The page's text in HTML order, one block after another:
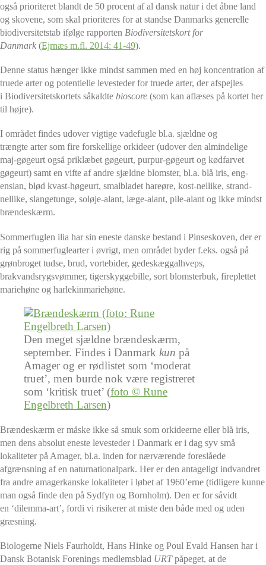
også prioriteret blandt de 50 procent af al dansk natur i det åbne land
og skovene, som skal prioriteres for at standse Danmarks generelle
biodiversitetstab ifølge rapporten Biodiversitetskort for
Danmark (Ejrnæs m.fl. 2014: 41-49).
Denne status hænger ikke mindst sammen med en høj koncentration af
truede arter og potentielle levesteder for truede arter, der afspejles
i Biodiversitetskortets såkaldte bioscore (som kan aflæses på kortet her
til højre).
I området findes udover vigtige vadefugle bl.a. sjældne og
trængte arter som fire forskellige orkideer (udover den almindelige
maj-gøgeurt også priklæbet gøgeurt, purpur-gøgeurt og kødfarvet
gøgeurt) samt en vifte af andre sjældne blomster, bl.a. blå iris, eng-
ensian, blød kvast-høgeurt, smalbladet hareøre, kost-nellike, strand-
nellike, slangetunge, soløje-alant, læge-alant, pile-alant og ikke mindst
brændeskærm.
Sommerfuglen ilia har sin eneste danske bestand i Pinseskoven, der er
rig på sommerfuglearter i øvrigt, men området byder f.eks. også på
grønbroget tudse, brud, vortebider, gedeskæggalhveps,
brakvandsrygsvømmer, tigerskyggebille, sort blomsterbuk, fireplettet
mariehøne og harlekinmariehøne.
Den meget sjældne brændeskærm,
september. Findes i Danmark kun på
Amager og er rødlistet som ‘moderat
truet’, men burde nok være registreret
som ‘kritisk truet’ (foto © Rune
Engelbreth Larsen)
Brændeskærm er måske ikke så smuk som orkideerne eller blå iris,
men dens absolut eneste levesteder i Danmark er i dag syv små
lokaliteter på Amager, bl.a. inden for nærværende foreslåede
afgrænsning af en naturnationalpark. Her er den antageligt indvandret
fra andre amagerkanske lokaliteter i løbet af 1960’erne (tidligere kunne
man også finde den på Sydfyn og Bornholm). Den er for såvidt
en ‘dilemma-art’, fordi vi risikerer at miste den både med og uden
græsning.
Biologerne Niels Faurholdt, Hans Hinke og Poul Evald Hansen har i
Dansk Botanisk Forenings medlemsblad URTpåpeget, at de